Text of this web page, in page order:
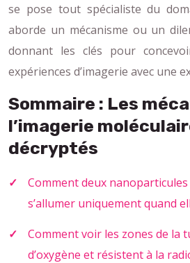
se pose tout spécialiste du
aborde un mécanisme ou un
donnant les clés pour
expériences d’imagerie avec une
Sommaire : Les
l’imagerie
décryptés
Comment deux
s’allumer uniquement quand
Comment voir les zones de la
d’oxygène et résistent à la